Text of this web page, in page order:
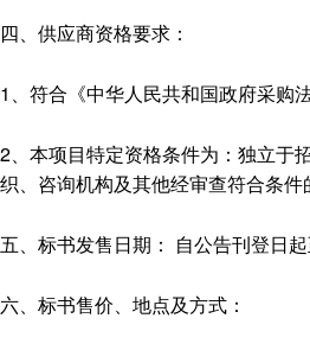
四、供应商资格要求：
1、符合《中华人民共和国政府采购
2、本项目特定资格条件为：独立于
织、咨询机构及其他经审查符合条件
五、标书发售日期： 自公告刊登日
六、标书售价、地点及方式：